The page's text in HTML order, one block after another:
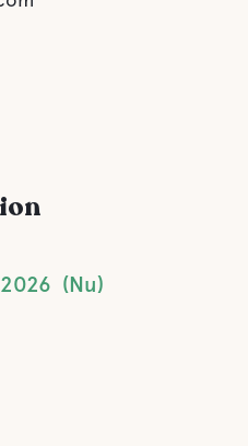
klyftpotatis
Nu